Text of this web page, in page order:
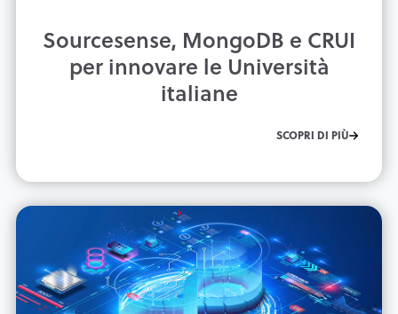
Sourcesense, MongoDB e CRUI
per innovare le Università
italiane
SCOPRI DI PIÙ